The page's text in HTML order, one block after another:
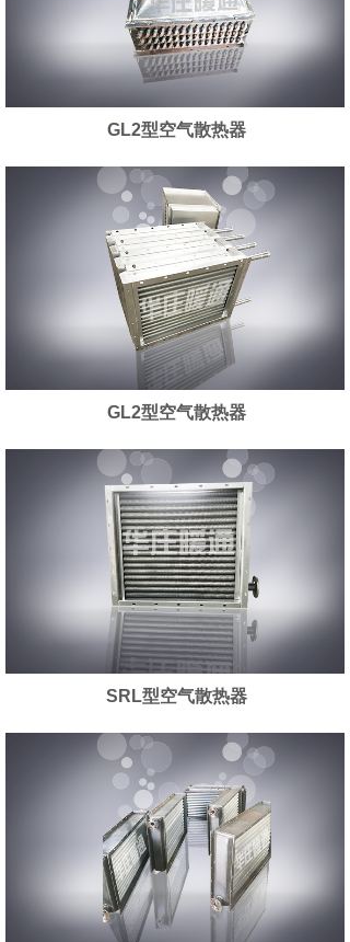
GL2型空气散热器
GL2型空气散热器
SRL型空气散热器